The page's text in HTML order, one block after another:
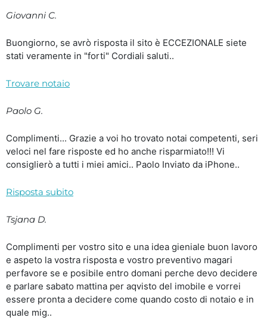
Giovanni C.
Buongiorno, se avrò risposta il sito è ECCEZIONALE siete
stati veramente in "forti" Cordiali saluti..
Trovare notaio
Paolo G.
Complimenti... Grazie a voi ho trovato notai competenti, seri
veloci nel fare risposte ed ho anche risparmiato!!! Vi
consiglierò a tutti i miei amici.. Paolo Inviato da iPhone..
Risposta subito
Tsjana D.
Complimenti per vostro sito e una idea gieniale buon lavoro
e aspeto la vostra risposta e vostro preventivo magari
perfavore se e posibile entro domani perche devo decidere
e parlare sabato mattina per aqvisto del imobile e vorrei
essere pronta a decidere come quando costo di notaio e in
quale mig..